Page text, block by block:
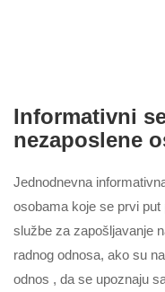
Informativni
nezaposlene
Jednodnevna
osobama koje se prvi put
službe za zapošljavanje
radnog odnosa, ako su
odnos , da se upoznaju